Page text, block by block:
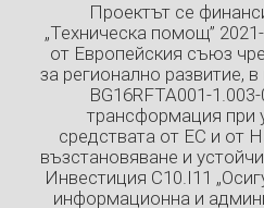
Проектът се
„Техническа помощ”
от Европейския съюз
за регионално развитие,
BG16RFTA001-
трансформация при
средствата от ЕС и от
възстановяване и
Инвестиция C10.I11
информационна и